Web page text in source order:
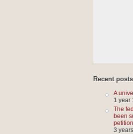
Recent posts
A
1 year
The
been
petition
3